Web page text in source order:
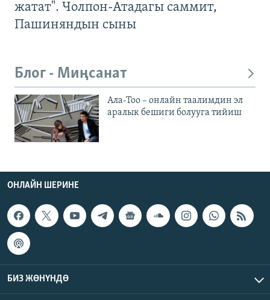
жатат". Чолпон-Атадагы саммит,
Пашиняндын сыны
Блог - Миңсанат
Ала-Тоо – онлайн таалимдин эл
аралык бешиги болууга тийиш
ОНЛАЙН ШЕРИНЕ
БИЗ ЖӨНҮНДӨ